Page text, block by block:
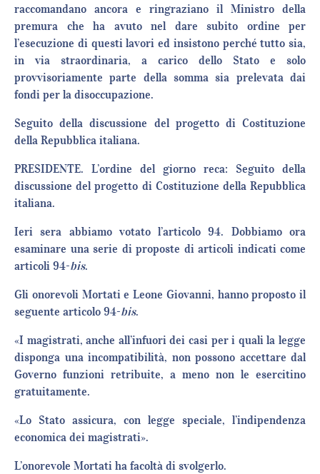
raccomandano ancora e ringraziano il Ministro della
premura che ha avuto nel dare subito ordine per
l’esecuzione di questi lavori ed insistono perché tutto sia,
in via straordinaria, a carico dello Stato e solo
provvisoriamente parte della somma sia prelevata dai
fondi per la disoccupazione.
Seguito della discussione del progetto di Costituzione
della Repubblica italiana.
PRESIDENTE. L’ordine del giorno reca: Seguito della
discussione del progetto di Costituzione della Repubblica
italiana.
Ieri sera abbiamo votato l’articolo 94. Dobbiamo ora
esaminare una serie di proposte di articoli indicati come
articoli 94-bis.
Gli onorevoli Mortati e Leone Giovanni, hanno proposto il
seguente articolo 94-bis.
«I magistrati, anche all’infuori dei casi per i quali la legge
disponga una incompatibilità, non possono accettare dal
Governo funzioni retribuite, a meno non le esercitino
gratuitamente.
«Lo Stato assicura, con legge speciale, l’indipendenza
economica dei magistrati».
L’onorevole Mortati ha facoltà di svolgerlo.